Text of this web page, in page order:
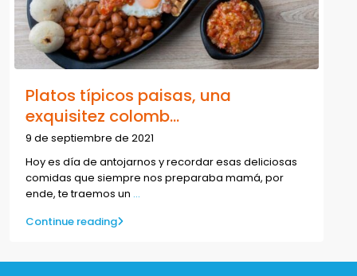
Platos típicos paisas, una
exquisitez colomb...
9 de septiembre de 2021
Hoy es día de antojarnos y recordar esas deliciosas
comidas que siempre nos preparaba mamá, por
ende, te traemos un ...
Continue reading